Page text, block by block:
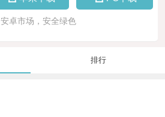
安卓市场，安全绿色
排行